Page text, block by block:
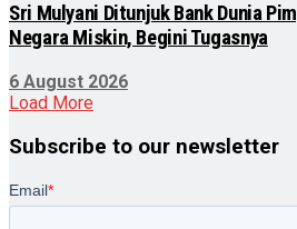
Sri Mulyani Ditunjuk Bank Dunia
Negara Miskin, Begini Tugasnya
6 August 2026
Load More
Subscribe to our newsletter